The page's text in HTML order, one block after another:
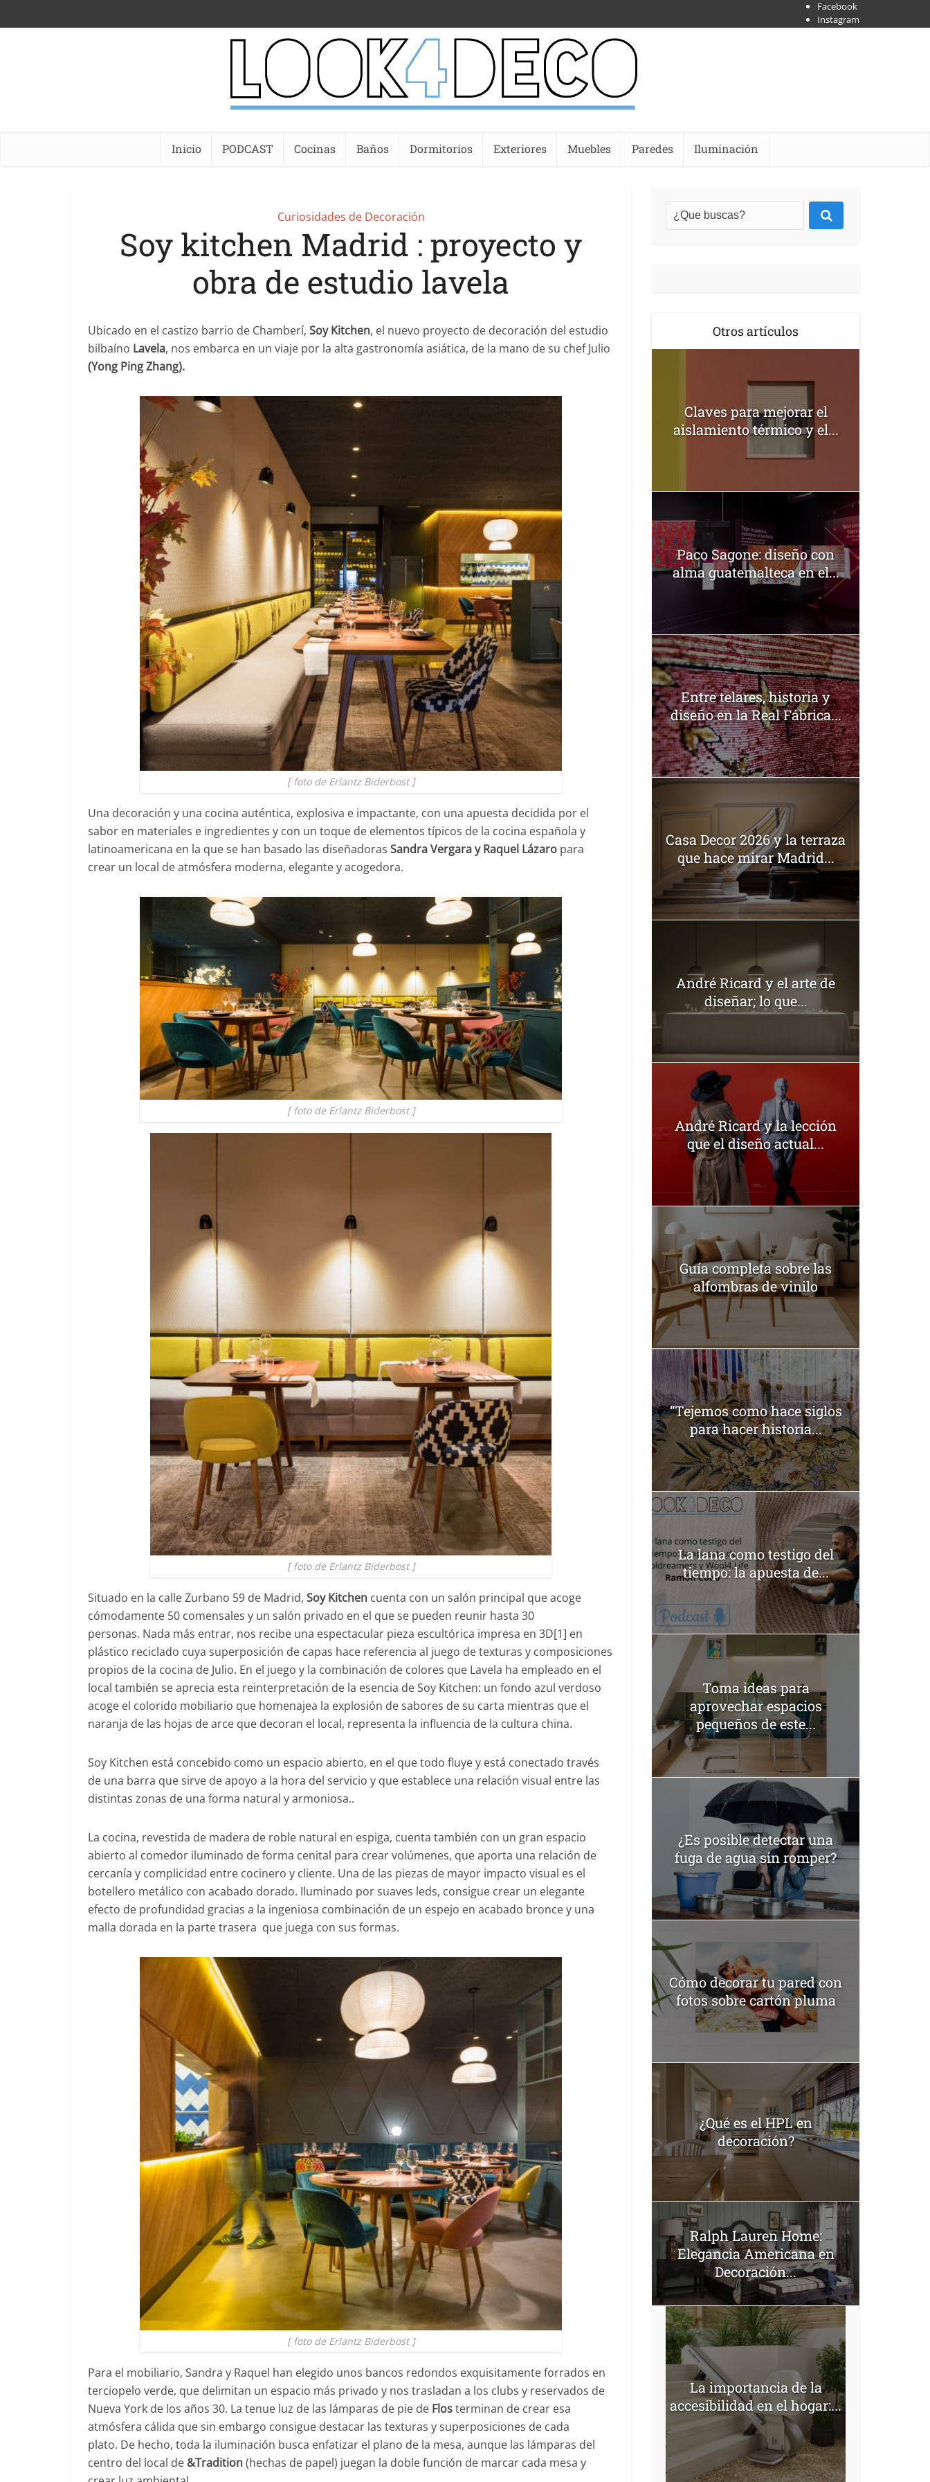
Facebook
Instagram
Inicio PODCAST Cocinas Baños Dormitorios Exteriores Muebles Paredes Iluminación
Curiosidades de Decoración
Soy kitchen Madrid : proyecto y
obra de estudio lavela
Ubicado en el castizo barrio de Chamberí, Soy Kitchen, el nuevo proyecto de decoración del estudio
bilbaíno Lavela, nos embarca en un viaje por la alta gastronomía asiática, de la mano de su chef Julio
(Yong Ping Zhang).
[ foto de Erlantz Biderbost ]
Una decoración y una cocina auténtica, explosiva e impactante, con una apuesta decidida por el
sabor en materiales e ingredientes y con un toque de elementos típicos de la cocina española y
latinoamericana en la que se han basado las diseñadoras Sandra Vergara y Raquel Lázaro para
crear un local de atmósfera moderna, elegante y acogedora.
[ foto de Erlantz Biderbost ]
[ foto de Erlantz Biderbost ]
Situado en la calle Zurbano 59 de Madrid, Soy Kitchen cuenta con un salón principal que acoge
cómodamente 50 comensales y un salón privado en el que se pueden reunir hasta 30
personas. Nada más entrar, nos recibe una espectacular pieza escultórica impresa en 3D[1] en
plástico reciclado cuya superposición de capas hace referencia al juego de texturas y composiciones
propios de la cocina de Julio. En el juego y la combinación de colores que Lavela ha empleado en el
local también se aprecia esta reinterpretación de la esencia de Soy Kitchen: un fondo azul verdoso
acoge el colorido mobiliario que homenajea la explosión de sabores de su carta mientras que el
naranja de las hojas de arce que decoran el local, representa la influencia de la cultura china.
Soy Kitchen está concebido como un espacio abierto, en el que todo fluye y está conectado través
de una barra que sirve de apoyo a la hora del servicio y que establece una relación visual entre las
distintas zonas de una forma natural y armoniosa..
La cocina, revestida de madera de roble natural en espiga, cuenta también con un gran espacio
abierto al comedor iluminado de forma cenital para crear volúmenes, que aporta una relación de
cercanía y complicidad entre cocinero y cliente. Una de las piezas de mayor impacto visual es el
botellero metálico con acabado dorado. Iluminado por suaves leds, consigue crear un elegante
efecto de profundidad gracias a la ingeniosa combinación de un espejo en acabado bronce y una
malla dorada en la parte trasera que juega con sus formas.
[ foto de Erlantz Biderbost ]
Para el mobiliario, Sandra y Raquel han elegido unos bancos redondos exquisitamente forrados en
terciopelo verde, que delimitan un espacio más privado y nos trasladan a los clubs y reservados de
Nueva York de los años 30. La tenue luz de las lámparas de pie de Flosterminan de crear esa
atmósfera cálida que sin embargo consigue destacar las texturas y superposiciones de cada
plato. De hecho, toda la iluminación busca enfatizar el plano de la mesa, aunque las lámparas del
centro del local de &Tradition(hechas de papel) juegan la doble función de marcar cada mesa y
Otros artículos
Claves para mejorar el
aislamiento térmico y el...
Paco Sagone: diseño con
alma guatemalteca en el...
Entre telares, historia y
diseño en la Real Fábrica...
Casa Decor 2026 y la terraza
que hace mirar Madrid...
André Ricard y el arte de
diseñar; lo que...
André Ricard y la lección
que el diseño actual...
Guía completa sobre las
alfombras de vinilo
“Tejemos como hace siglos
para hacer historia...
La lana como testigo del
tiempo: la apuesta de...
Toma ideas para
aprovechar espacios
pequeños de este...
¿Es posible detectar una
fuga de agua sin romper?
Cómo decorar tu pared con
fotos sobre cartón pluma
¿Qué es el HPL en
decoración?
Ralph Lauren Home:
Elegancia Americana en
Decoración...
La importancia de la
accesibilidad en el hogar:...